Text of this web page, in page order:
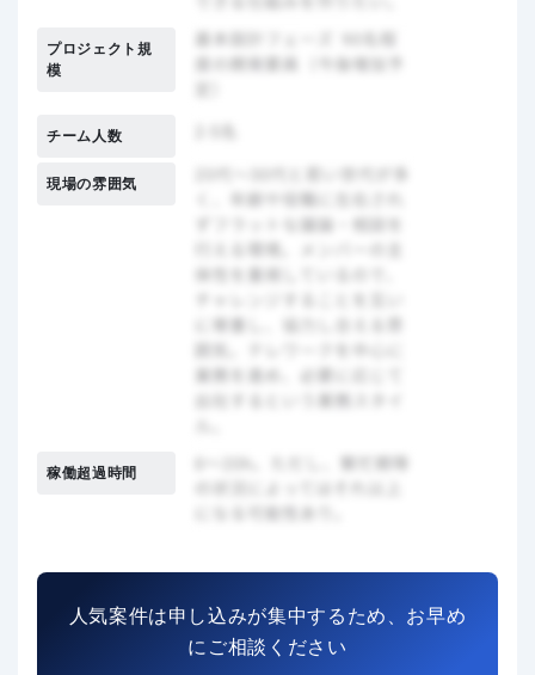
プロジェクト規
模
チーム人数
現場の雰囲気
稼働超過時間
人気案件は申し込みが集中するため、お早め
にご相談ください